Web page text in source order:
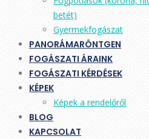
betét)
Gyermekfogászat
PANORÁMARÖNTGEN
FOGÁSZATI ÁRAINK
FOGÁSZATI KÉRDÉSEK
KÉPEK
Képek a rendelőről
BLOG
KAPCSOLAT